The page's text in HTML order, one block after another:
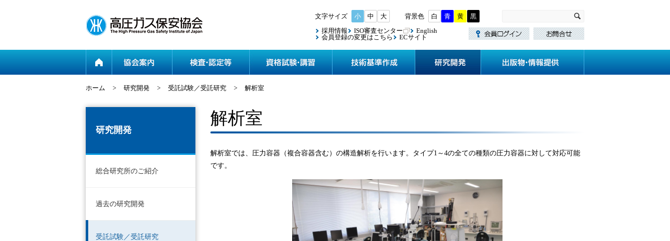
小 中 大 白 青 黄
黒
採用情報
ISO審査センター
English
会員登録の変更はこちら
ECサイト
協会案内 検査・認定等 資格試験・講習
ホーム > 研究開発 > 受託試験／受託研究 > 解析室
研究開発
総合研究所のご紹介
過去の研究開発
受託試験／受託研究
解析室
解析室では、圧力容器（複合容器含む）の構造解析を行います。タイプ1～4の全ての種類の圧力容器に対して対応可能
です。